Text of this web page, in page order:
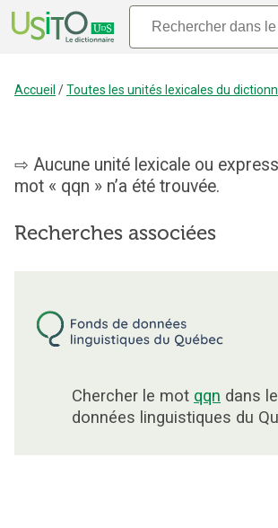
Accueil /Toutes les unités lexicales du
Aucune unité lexicale ou
mot « qqn » n’a été trouvée.
Recherches associées
Chercher le mot qqn dans
données linguistiques du